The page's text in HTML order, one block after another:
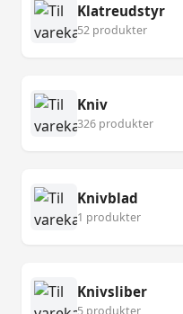
Klatreudstyr
52 produkter
Kniv
326 produkter
Knivblad
1 produkter
Knivsliber